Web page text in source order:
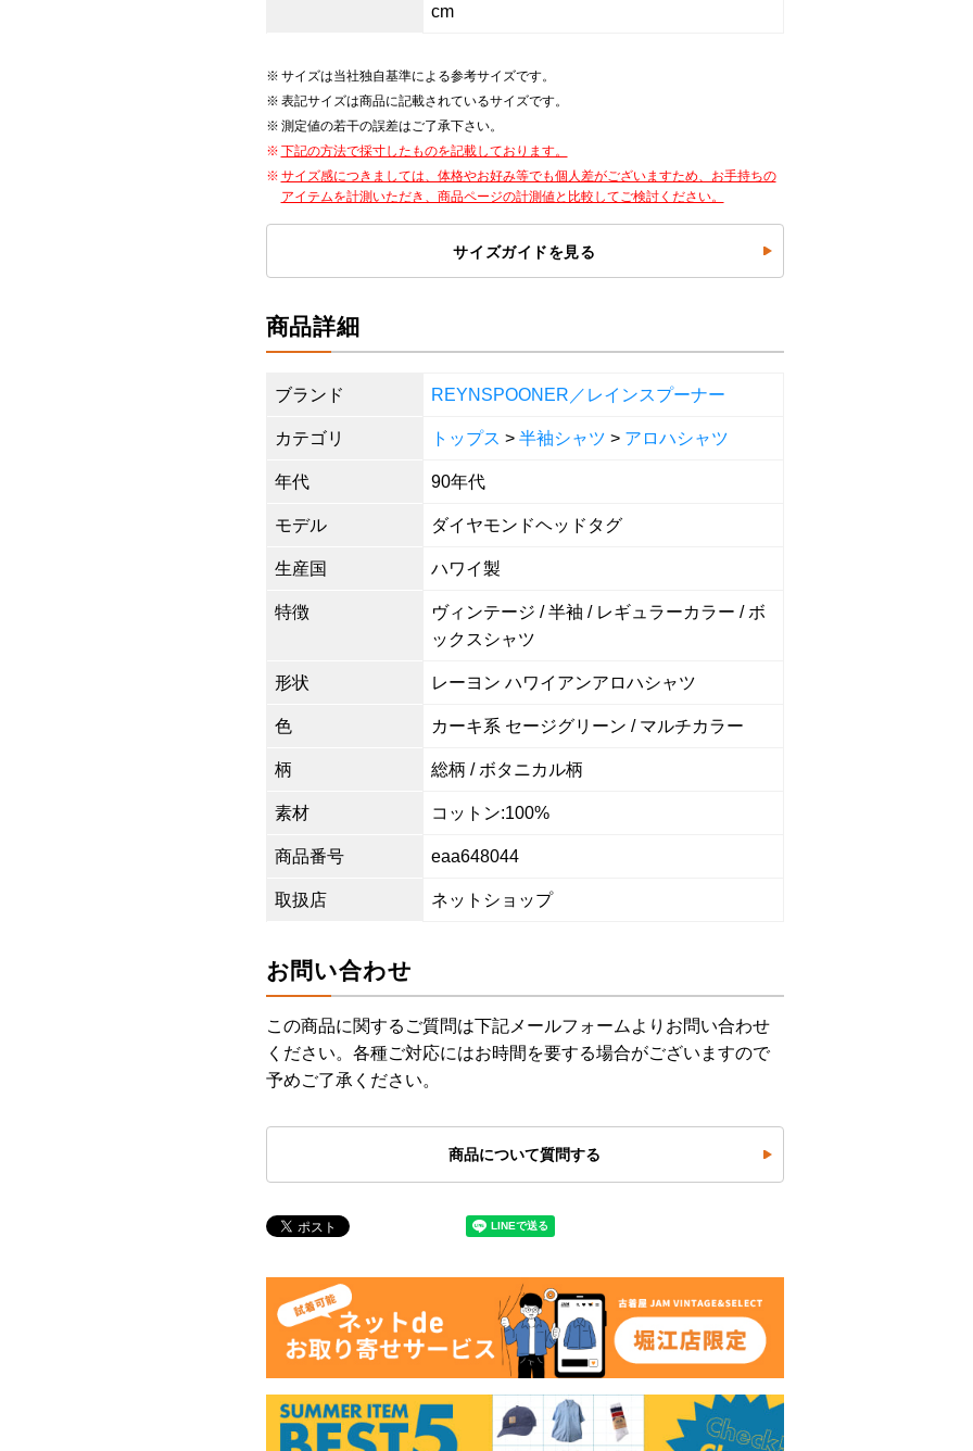
cm
サイズは当社独自基準による参考サイズです。
表記サイズは商品に記載されているサイズです。
測定値の若干の誤差はご了承下さい。
下記の方法で採寸したものを記載しております。
サイズ感につきましては、体格やお好み等でも個人差がございますため、お手持ちの
アイテムを計測いただき、商品ページの計測値と比較してご検討ください。
サイズガイドを見る
商品詳細
ブランド REYNSPOONER／レインスプーナー
カテゴリ トップス > 半袖シャツ > アロハシャツ
年代 90年代
モデル ダイヤモンドヘッドタグ
生産国 ハワイ製
特徴
ヴィンテージ / 半袖 / レギュラーカラー / ボ
ックスシャツ
形状 レーヨン ハワイアンアロハシャツ
色 カーキ系 セージグリーン / マルチカラー
柄 総柄 / ボタニカル柄
素材 コットン:100%
商品番号 eaa648044
取扱店 ネットショップ
お問い合わせ
この商品に関するご質問は下記メールフォームよりお問い合わせ
ください。各種ご対応にはお時間を要する場合がございますので
予めご了承ください。
商品について質問する